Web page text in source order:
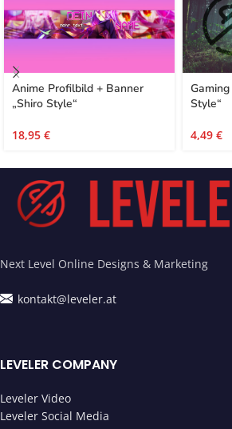
Anime Profilbild + Banner
„Shiro Style“
18,95 €
Style“
4,49 €
Next Level Online Designs & Marketing
kontakt@leveler.at
LEVELER COMPANY
Leveler Video
Leveler Social Media